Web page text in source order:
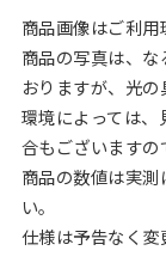
商品画像はご利用
商品の写真は、
おりますが、光の
環境によっては
合もございますの
商品の数値は実
い。
仕様は予告なく変